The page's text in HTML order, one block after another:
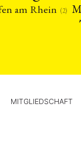
am Rhein (2)
MITGLIEDSCHAFT